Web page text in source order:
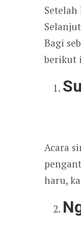
Bagi
berikut
Acara
haru,